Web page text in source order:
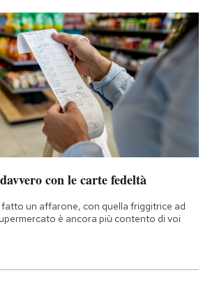
con le carte fedeltà
fatto un affarone, con quella friggitrice ad
è ancora più contento di voi